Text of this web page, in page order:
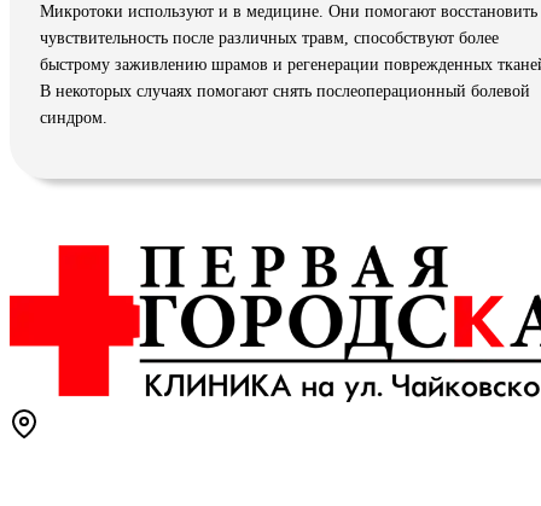
Микротоки используют и в медицине. Они помогают восстановить
чувствительность после различных травм, способствуют более
быстрому заживлению шрамов и регенерации поврежденных
В некоторых случаях помогают снять послеоперационный болевой
синдром.